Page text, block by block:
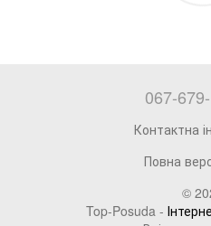
067-
Контактна
Повна
©
Top-Posuda -